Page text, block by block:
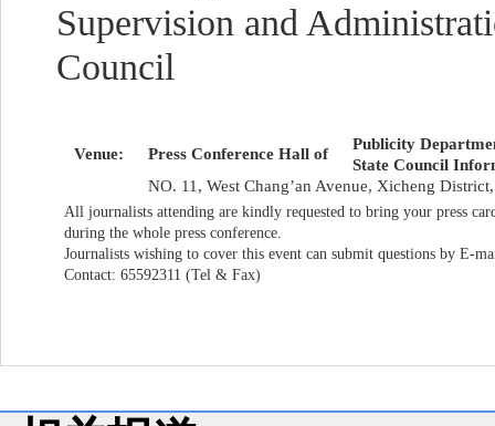
Supervision and
Council
Venue: Press Conference Hall of
Publicity
State Council
NO. 11, West Chang’an Avenue, Xicheng
All journalists attending are kindly requested to bring your press
during the whole press conference.
Journalists wishing to cover this event can submit questions by E-
Contact: 65592311 (Tel & Fax)